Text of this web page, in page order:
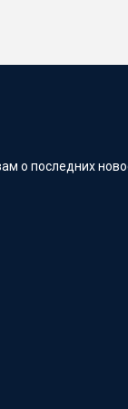
о последних